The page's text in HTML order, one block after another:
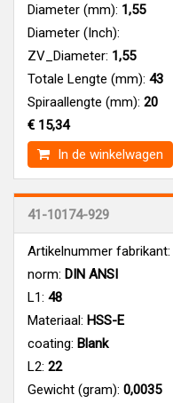
Diameter (mm): 1,55
Diameter (Inch):
ZV_Diameter: 1,55
Totale Lengte (mm): 43
Spiraallengte (mm): 20
€ 15,34
In de winkelwagen
41-10174-929
Artikelnummer fabrikant:
norm: DIN ANSI
L1: 48
Materiaal: HSS-E
coating: Blank
L2: 22
Gewicht (gram): 0,0035